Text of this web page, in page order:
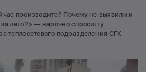
производите? Почему не выявили и
лето?» — нарочно спросил у
теплосетевого подразделения СГК